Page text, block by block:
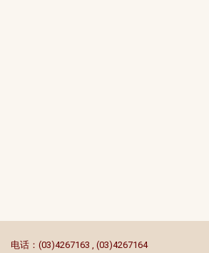
电话：(03)4267163 , (03)4267164